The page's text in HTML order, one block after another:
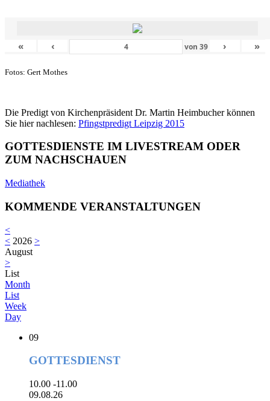
« ‹ von39 › »
Fotos: Gert Mothes
Die Predigt von Kirchenpräsident Dr. Martin Heimbucher können
Sie hier nachlesen: Pfingstpredigt Leipzig 2015
GOTTESDIENSTE IM LIVESTREAM ODER
ZUM NACHSCHAUEN
Mediathek
KOMMENDE VERANSTALTUNGEN
<
< 2026 >
August
>
List
Month
List
Week
Day
09
GOTTESDIENST
10.00 -11.00
09.08.26